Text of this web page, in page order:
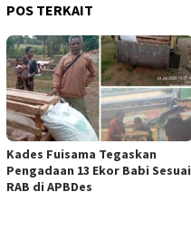
POS TERKAIT
Kades Fuisama Tegaskan
Pengadaan 13 Ekor Babi Sesuai
RAB di APBDes